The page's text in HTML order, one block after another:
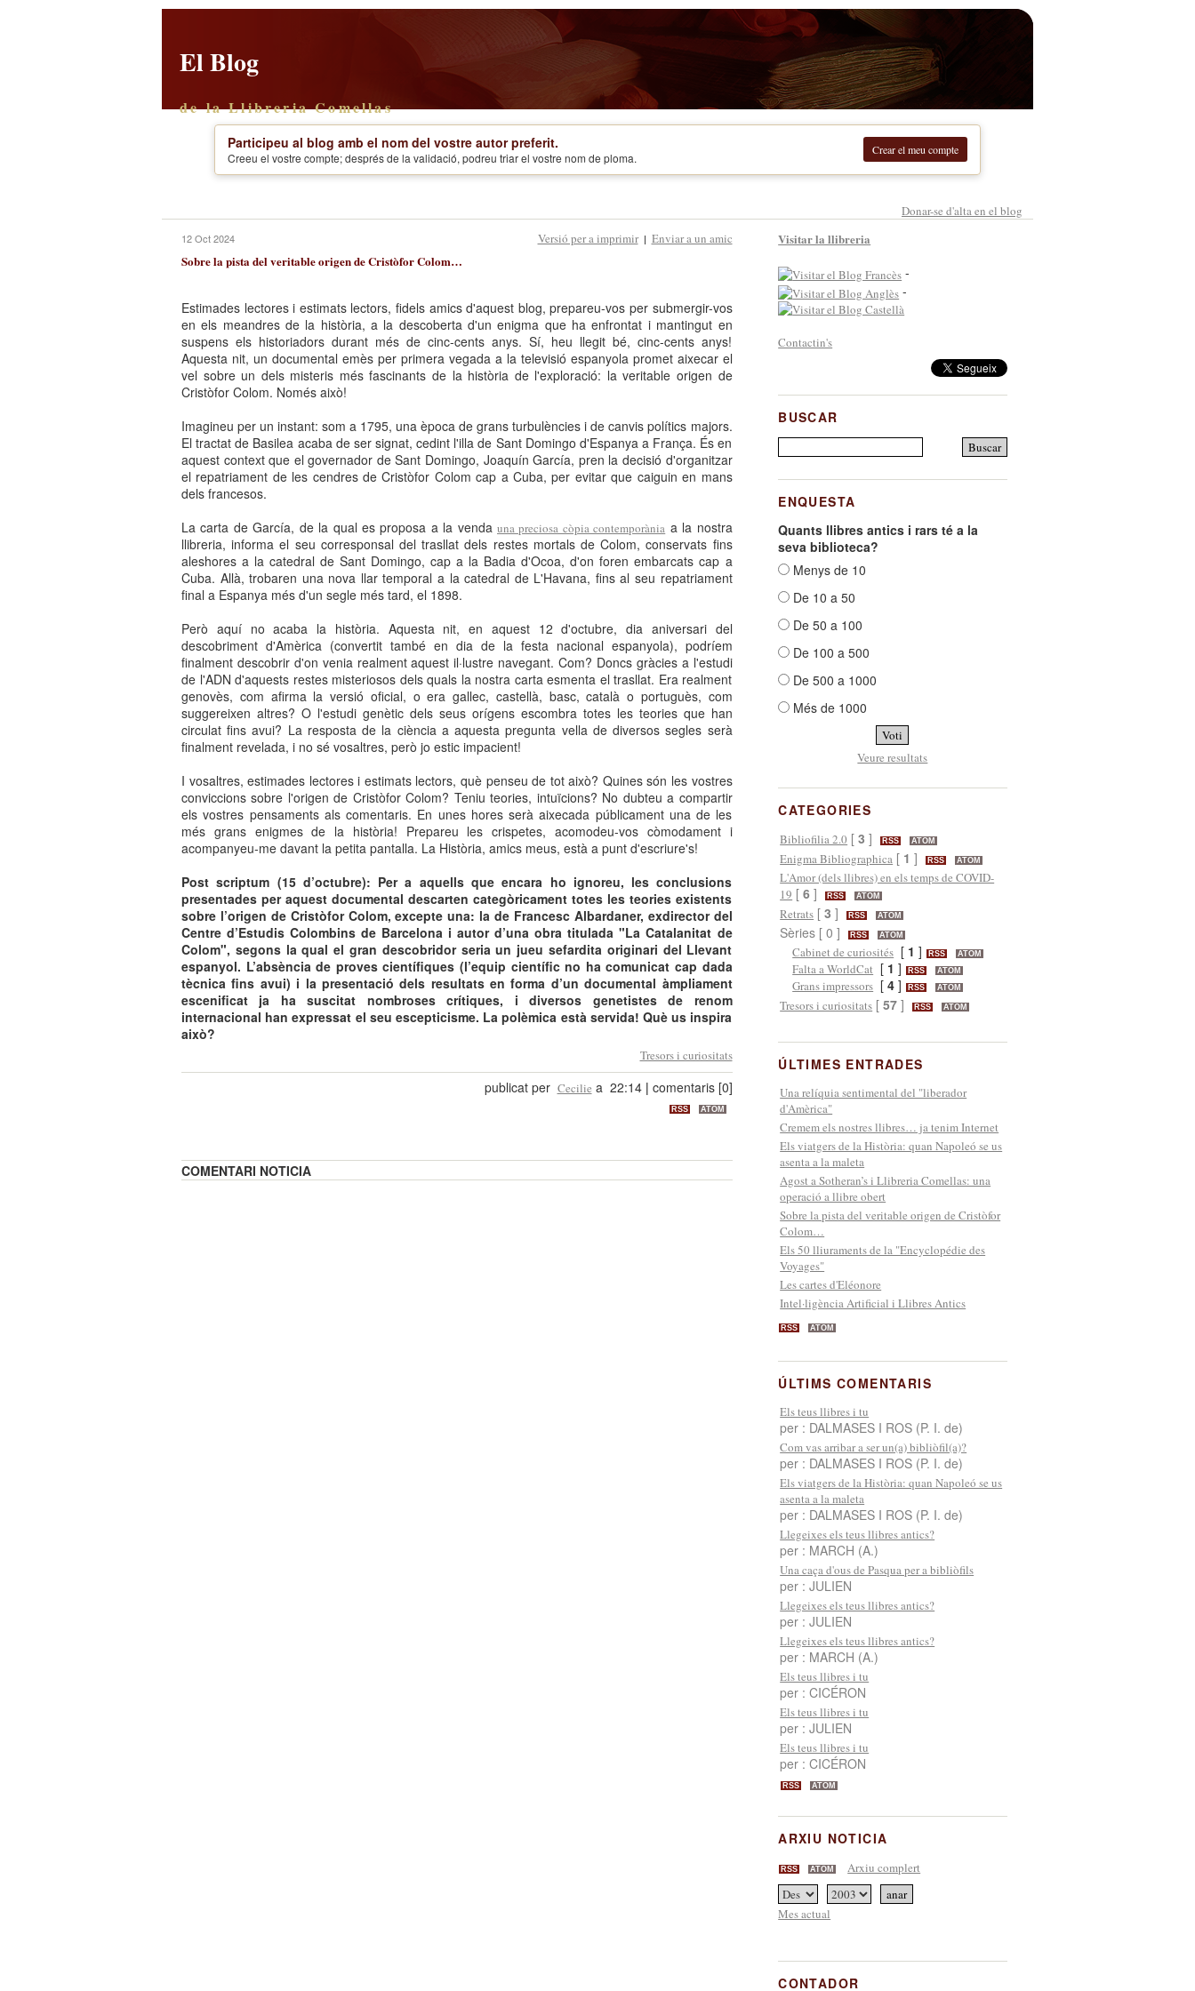
El Blog
de la Llibreria Comellas
Participeu al blog amb el nom del vostre autor preferit.
Creeu el vostre compte; després de la validació, podreu triar el vostre nom de ploma.
Crear el meu compte
Donar-se d'alta en el blog
12 Oct 2024 Versió per a imprimir | Enviar a un amic
Sobre la pista del veritable origen de Cristòfor Colom…
Estimades lectores i estimats lectors, fidels amics d'aquest blog, prepareu-vos per submergir-vos
en els meandres de la història, a la descoberta d'un enigma que ha enfrontat i mantingut en
suspens els historiadors durant més de cinc-cents anys. Sí, heu llegit bé, cinc-cents anys!
Aquesta nit, un documental emès per primera vegada a la televisió espanyola promet aixecar el
vel sobre un dels misteris més fascinants de la història de l'exploració: la veritable origen de
Cristòfor Colom. Només això!
Imagineu per un instant: som a 1795, una època de grans turbulències i de canvis polítics majors.
El tractat de Basilea acaba de ser signat, cedint l'illa de Sant Domingo d'Espanya a França. És en
aquest context que el governador de Sant Domingo, Joaquín García, pren la decisió d'organitzar
el repatriament de les cendres de Cristòfor Colom cap a Cuba, per evitar que caiguin en mans
dels francesos.
La carta de García, de la qual es proposa a la venda una preciosa còpia contemporània a la nostra
llibreria, informa el seu corresponsal del trasllat dels restes mortals de Colom, conservats fins
aleshores a la catedral de Sant Domingo, cap a la Badia d'Ocoa, d'on foren embarcats cap a
Cuba. Allà, trobaren una nova llar temporal a la catedral de L'Havana, fins al seu repatriament
final a Espanya més d'un segle més tard, el 1898.
Però aquí no acaba la història. Aquesta nit, en aquest 12 d'octubre, dia aniversari del
descobriment d'Amèrica (convertit també en dia de la festa nacional espanyola), podríem
finalment descobrir d'on venia realment aquest il·lustre navegant. Com? Doncs gràcies a l'estudi
de l'ADN d'aquests restes misteriosos dels quals la nostra carta esmenta el trasllat. Era realment
genovès, com afirma la versió oficial, o era gallec, castellà, basc, català o portuguès, com
suggereixen altres? O l'estudi genètic dels seus orígens escombra totes les teories que han
circulat fins avui? La resposta de la ciència a aquesta pregunta vella de diversos segles serà
finalment revelada, i no sé vosaltres, però jo estic impacient!
I vosaltres, estimades lectores i estimats lectors, què penseu de tot això? Quines són les vostres
conviccions sobre l'origen de Cristòfor Colom? Teniu teories, intuïcions? No dubteu a compartir
els vostres pensaments als comentaris. En unes hores serà aixecada públicament una de les
més grans enigmes de la història! Prepareu les crispetes, acomodeu-vos còmodament i
acompanyeu-me davant la petita pantalla. La Història, amics meus, està a punt d'escriure's!
Post scriptum (15 d’octubre): Per a aquells que encara ho ignoreu, les conclusions
presentades per aquest documental descarten categòricament totes les teories existents
sobre l’origen de Cristòfor Colom, excepte una: la de Francesc Albardaner, exdirector del
Centre d’Estudis Colombins de Barcelona i autor d’una obra titulada "La Catalanitat de
Colom", segons la qual el gran descobridor seria un jueu sefardita originari del Llevant
espanyol. L’absència de proves científiques (l’equip científic no ha comunicat cap dada
tècnica fins avui) i la presentació dels resultats en forma d’un documental àmpliament
escenificat ja ha suscitat nombroses crítiques, i diversos genetistes de renom
internacional han expressat el seu escepticisme. La polèmica està servida! Què us inspira
això?
Tresors i curiositats
publicat per Cecilie a 22:14| comentaris [0]
RSS ATOM
COMENTARI NOTICIA
Visitar la llibreria
-
-
Contactin's
BUSCAR
ENQUESTA
Quants llibres antics i rars té a la
seva biblioteca?
Menys de 10
De 10 a 50
De 50 a 100
De 100 a 500
De 500 a 1000
Més de 1000
Veure resultats
CATEGORIES
Bibliofilia 2.0 [3 ] RSS ATOM
Enigma Bibliographica [ 1 ] RSS ATOM
L'Amor (dels llibres) en els temps de COVID-
19 [6 ] RSS ATOM
Retrats [3 ] RSS ATOM
Sèries [ 0 ] RSS ATOM
Cabinet de curiosités [ 1 ] RSS ATOM
Falta a WorldCat [ 1 ] RSS ATOM
Grans impressors [4 ] RSS ATOM
Tresors i curiositats [57 ] RSS ATOM
ÚLTIMES ENTRADES
Una relíquia sentimental del "liberador
d'Amèrica"
Cremem els nostres llibres… ja tenim Internet
Els viatgers de la Història: quan Napoleó se us
asenta a la maleta
Agost a Sotheran’s i Llibreria Comellas: una
operació a llibre obert
Sobre la pista del veritable origen de Cristòfor
Colom…
Els 50 lliuraments de la "Encyclopédie des
Voyages"
Les cartes d'Eléonore
Intel·ligència Artificial i Llibres Antics
RSS ATOM
ÚLTIMS COMENTARIS
Els teus llibres i tu
per : DALMASES I ROS (P. I. de)
Com vas arribar a ser un(a) bibliòfil(a)?
per : DALMASES I ROS (P. I. de)
Els viatgers de la Història: quan Napoleó se us
asenta a la maleta
per : DALMASES I ROS (P. I. de)
Llegeixes els teus llibres antics?
per : MARCH (A.)
Una caça d'ous de Pasqua per a bibliòfils
per : JULIEN
Llegeixes els teus llibres antics?
per : JULIEN
Llegeixes els teus llibres antics?
per : MARCH (A.)
Els teus llibres i tu
per : CICÉRON
Els teus llibres i tu
per : JULIEN
Els teus llibres i tu
per : CICÉRON
RSS ATOM
ARXIU NOTICIA
RSS ATOM Arxiu complert
Mes actual
CONTADOR